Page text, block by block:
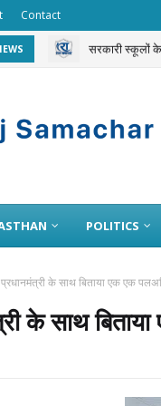
Contact
सरकारी स्कूलों
चलती ट्रेन से 3
POLITICS
प्रधानमंत्री के साथ बिताया एक एक
के साथ